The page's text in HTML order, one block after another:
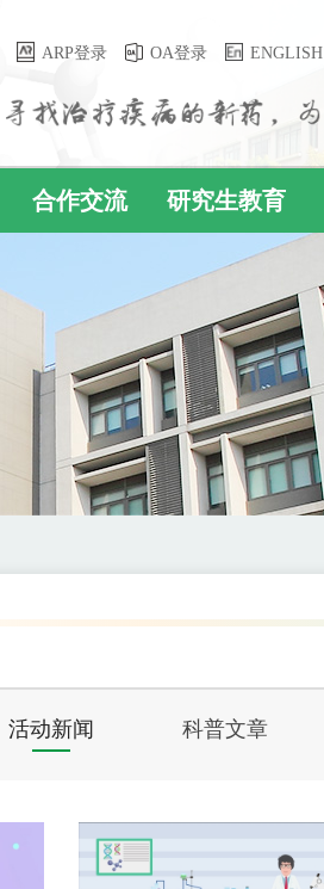
ARP登录 OA登录 ENGLISH
合作交流 研究生教育
活动新闻 科普文章